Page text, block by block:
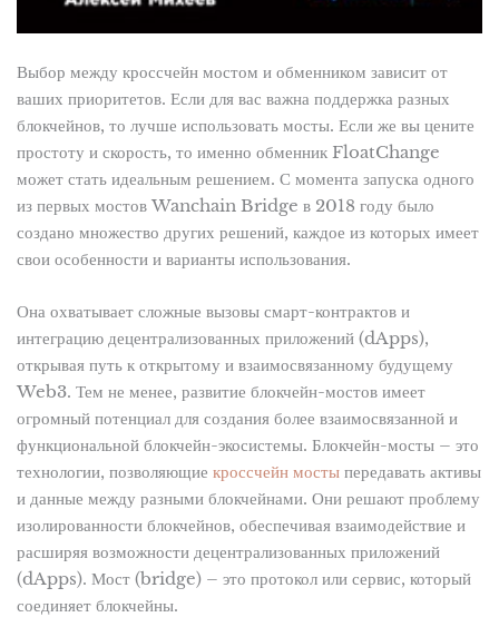
Выбор между кроссчейн мостом и обменником зависит от
ваших приоритетов. Если для вас важна поддержка разных
блокчейнов, то лучше использовать мосты. Если же вы цените
простоту и скорость, то именно обменник FloatChange
может стать идеальным решением. С момента запуска одного
из первых мостов Wanchain Bridge в 2018 году было
создано множество других решений, каждое из которых имеет
свои особенности и варианты использования.
Она охватывает сложные вызовы смарт-контрактов и
интеграцию децентрализованных приложений (dApps),
открывая путь к открытому и взаимосвязанному будущему
Web3. Тем не менее‚ развитие блокчейн-мостов имеет
огромный потенциал для создания более взаимосвязанной и
функциональной блокчейн-экосистемы. Блокчейн-мосты – это
технологии‚ позволяющие кроссчейн мостыпередавать активы
и данные между разными блокчейнами. Они решают проблему
изолированности блокчейнов‚ обеспечивая взаимодействие и
расширяя возможности децентрализованных приложений
(dApps). Мост (bridge) – это протокол или сервис, который
соединяет блокчейны.